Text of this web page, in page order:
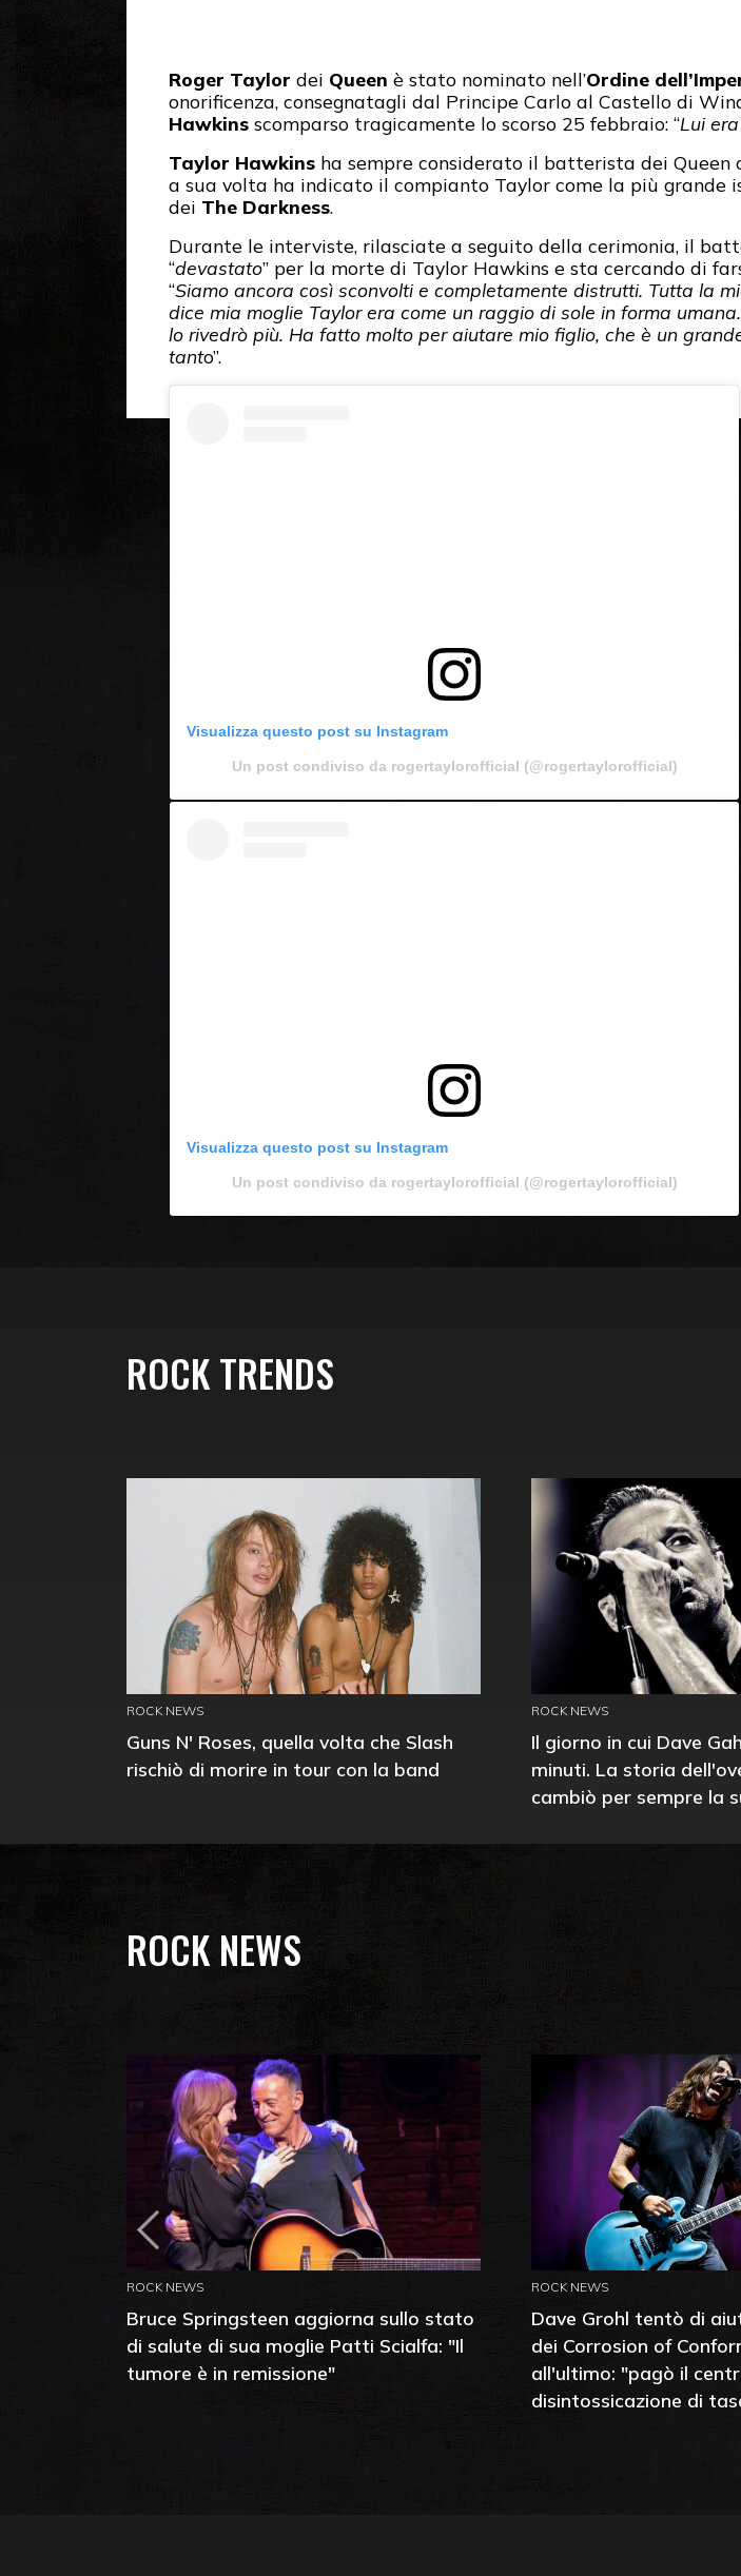
Roger Taylor dei Queen è stato nominato nell’Ordine
onorificenza, consegnatagli dal Principe Carlo al Castello di
Hawkins scomparso tragicamente lo scorso 25 febbraio: “Lui
Taylor Hawkins ha sempre considerato il batterista dei Queen
a sua volta ha indicato il compianto Taylor come la più grande
dei The Darkness.
Durante le interviste, rilasciate a seguito della cerimonia, il
“devastato” per la morte di Taylor Hawkins e sta cercando di
“Siamo ancora così sconvolti e completamente distrutti. Tutta la
dice mia moglie Taylor era come un raggio di sole in forma
lo rivedrò più. Ha fatto molto per aiutare mio figlio, che è un
tanto”.
Visualizza questo post su Instagram
Un post condiviso da rogertaylorofficial (@rogertaylorofficial)
Visualizza questo post su Instagram
Un post condiviso da rogertaylorofficial (@rogertaylorofficial)
ROCK TRENDS
ROCK NEWS
Guns N' Roses, quella volta che Slash
rischiò di morire in tour con la band
ROCK NEWS
Il giorno in cui Dave
minuti. La storia
cambiò per sempre la
ROCK NEWS
ROCK NEWS
Bruce Springsteen aggiorna sullo stato
di salute di sua moglie Patti Scialfa: "Il
tumore è in remissione"
ROCK NEWS
Dave Grohl tentò di
dei Corrosion of
all'ultimo: "pagò il
disintossicazione di